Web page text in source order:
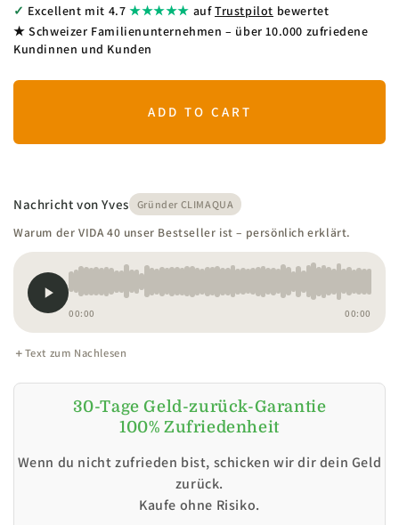
✓ Excellent mit 4.7★★★★★ aufTrustpilot bewertet
★ Schweizer Familienunternehmen – über 10.000 zufriedene
Kundinnen und Kunden
ADD TO CART
Nachricht von Yves Gründer CLIMAQUA
Warum der VIDA 40 unser Bestseller ist – persönlich erklärt.
00:00 00:00
Text zum Nachlesen
30-Tage Geld-zurück-Garantie
100% Zufriedenheit
Wenn du nicht zufrieden bist, schicken wir dir dein Geld
zurück.
Kaufe ohne Risiko.